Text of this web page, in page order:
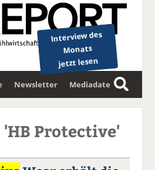
Interview des
Monats
jetzt lesen
Newsletter Mediadaten
S
u
h
Protective'